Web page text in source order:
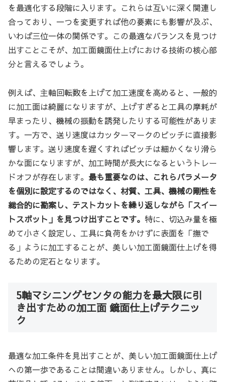
を最適化する段階に入ります。これらは互いに深く関連し
合っており、一つを変更すれば他の要素にも影響が及ぶ、
いわば三位一体の関係です。この最適なバランスを見つけ
出すことこそが、加工面鏡面仕上げにおける技術の核心部
分と言えるでしょう。
例えば、主軸回転数を上げて加工速度を高めると、一般的
に加工面は綺麗になりますが、上げすぎると工具の摩耗が
早まったり、機械の振動を誘発したりする可能性がありま
す。一方で、送り速度はカッターマークのピッチに直接影
響します。送り速度を遅くすればピッチは細かくなり滑ら
かな面になりますが、加工時間が長大になるというトレー
ドオフが存在します。 最も重要なのは、これらパラメータ
を個別に設定するのではなく、材質、工具、機械の剛性を
総合的に勘案し、テストカットを繰り返しながら「スイー
トスポット」を見つけ出すことです。 特に、切込み量を極
めて小さく設定し、工具に負荷をかけずに表面を「撫で
る」ように加工することが、美しい加工面鏡面仕上げを得
るための定石となります。
5軸マシニングセンタの能力を最大限に引
き出すための加工面 鏡面仕上げテクニッ
ク
最適な加工条件を見出すことが、美しい加工面鏡面仕上げ
への第一歩であることは間違いありません。しかし、真に